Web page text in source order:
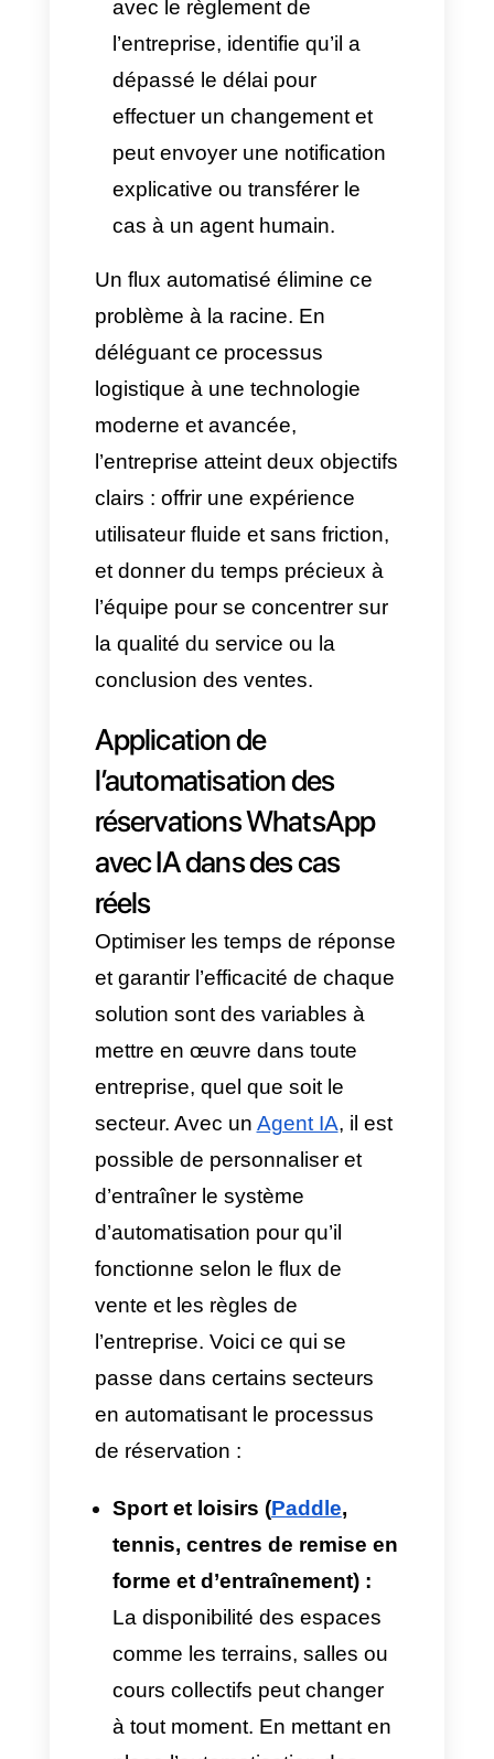
l’automatisation des
réservations WhatsApp
efficace est que le canal
puisse se connecter en temps
réel avec le logiciel de
l’entreprise. Ainsi, lorsqu’un
utilisateur demande une
réponse en quelques
secondes via un système qui
valide, organise et place le
rendez-vous à l’horaire idéal.
L’API officielle de WhatsApp
est idéale pour garantir une
intégration et une
automatisation sûres, sans
impacter l’activité.
Composants interactifs
comme les boutons et listes
:Cette fonctionnalité apporte
plus de clarté et de rapidité au
processus. Pour que
messages interactifs
dynamiques soient plus
intuitifs, il est recommandé
d’utiliser des réponses
rapides et des boutons du
type :[Modifier],[Annuler]
Pensez aussi aux menus
déroulants avec les horaires
disponibles.
Règles d’automatisation :
Le système est configuré
selon les politiques de
l’entreprise. Par exemple, si
un client contacte moins de
24h avant son rendez-vous
initial pour annuler ou
modifier, le système